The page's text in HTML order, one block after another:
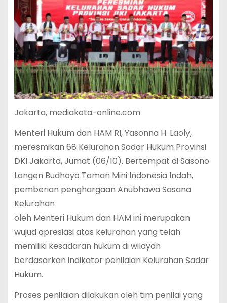
Jakarta, mediakota-online.com
Menteri Hukum dan HAM RI, Yasonna H. Laoly,
meresmikan 68 Kelurahan Sadar Hukum Provinsi
DKI Jakarta, Jumat (06/10). Bertempat di Sasono
Langen Budhoyo Taman Mini Indonesia Indah,
pemberian penghargaan Anubhawa Sasana
Kelurahan
oleh Menteri Hukum dan HAM ini merupakan
wujud apresiasi atas kelurahan yang telah
memiliki kesadaran hukum di wilayah
berdasarkan indikator penilaian Kelurahan Sadar
Hukum.
Proses penilaian dilakukan oleh tim penilai yang